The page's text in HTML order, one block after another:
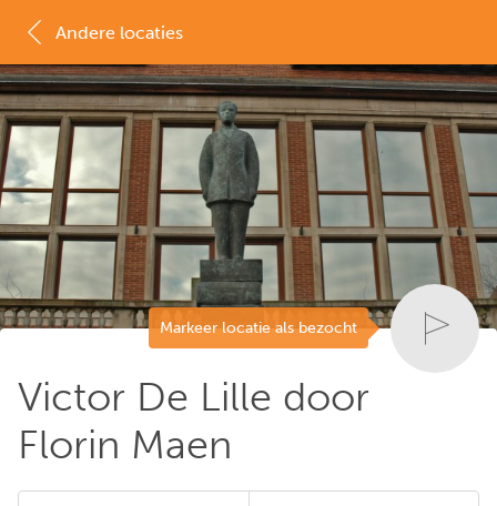
Markeer locatie als bezocht
Victor De Lille door
Florin Maen
Andere locaties
MAP LIJST